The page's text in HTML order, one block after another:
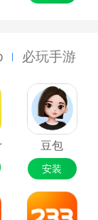
必玩手游
豆包
安装